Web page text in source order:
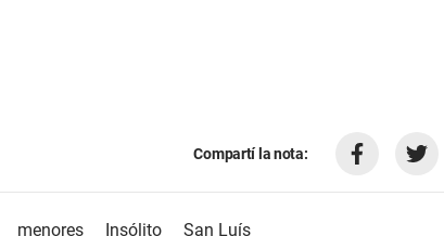
Compartí la nota:
menores Insólito San Luís